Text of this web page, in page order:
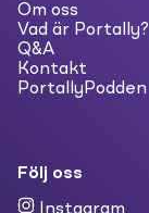
Om oss
Vad är Portally?
Q&A
Kontakt
PortallyPodden
Följ oss